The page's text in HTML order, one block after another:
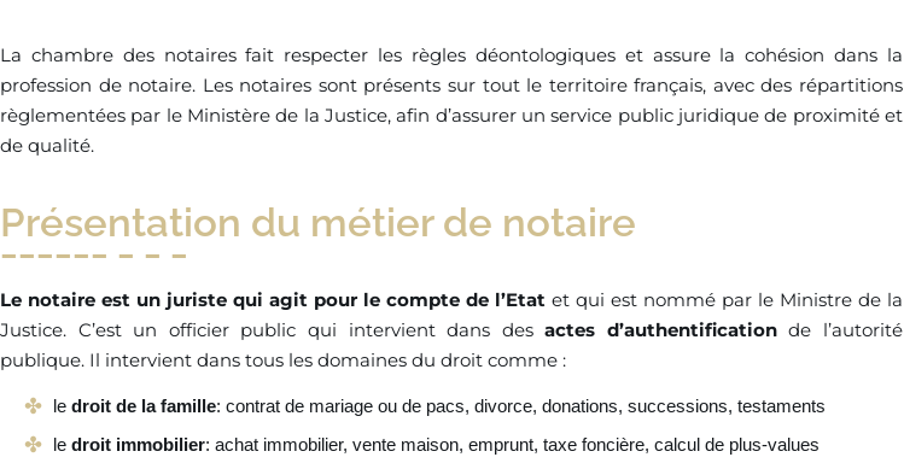
La chambre des notaires fait respecter les règles déontologiques et assure la cohésion dans la
profession de notaire. Les notaires sont présents sur tout le territoire français, avec des répartitions
règlementées par le Ministère de la Justice, afin d’assurer un service public juridique de proximité et
de qualité.
Présentation du métier de notaire
Le notaire est un juriste qui agit pour le compte de l’Etat et qui est nommé par le Ministre de la
Justice. C’est un officier public qui intervient dans desactes d’authentificationde l’autorité
publique. Il intervient dans tous les domaines du droit comme :
le droit de la famille: contrat de mariage ou de pacs, divorce, donations, successions, testaments
le droit immobilier: achat immobilier, vente maison, emprunt, taxe foncière, calcul de plus-values